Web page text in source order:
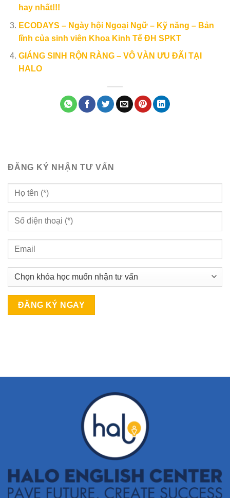
hay nhất!!!
ECODAYS – Ngày hội Ngoại Ngữ – Kỹ năng – Bản
lĩnh của sinh viên Khoa Kinh Tế ĐH SPKT
GIÁNG SINH RỘN RÀNG – VÔ VÀN ƯU ĐÃI TẠI
HALO
ĐĂNG KÝ NHẬN TƯ VẤN
r